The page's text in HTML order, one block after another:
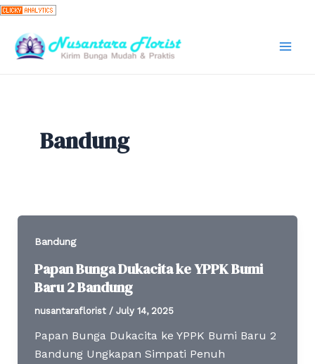
Skip
content
Bandung
Bandung
Papan Bunga Dukacita ke YPPK Bumi
Baru 2 Bandung
nusantaraflorist / July 14, 2025
Papan Bunga Dukacita ke YPPK Bumi Baru 2
Bandung Ungkapan Simpati Penuh